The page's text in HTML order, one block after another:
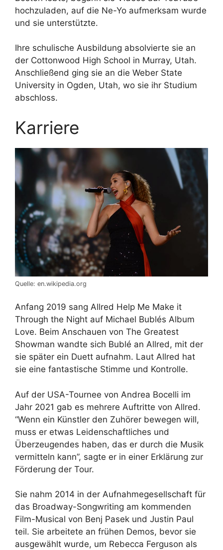
hochzuladen, auf die Ne-Yo aufmerksam wurde
und sie unterstützte.
Ihre schulische Ausbildung absolvierte sie an
der Cottonwood High School in Murray, Utah.
Anschließend ging sie an die Weber State
University in Ogden, Utah, wo sie ihr Studium
abschloss.
Karriere
Quelle: en.wikipedia.org
Anfang 2019 sang Allred Help Me Make it
Through the Night auf Michael Bublés Album
Love. Beim Anschauen von The Greatest
Showman wandte sich Bublé an Allred, mit der
sie später ein Duett aufnahm. Laut Allred hat
sie eine fantastische Stimme und Kontrolle.
Auf der USA-Tournee von Andrea Bocelli im
Jahr 2021 gab es mehrere Auftritte von Allred.
“Wenn ein Künstler den Zuhörer bewegen will,
muss er etwas Leidenschaftliches und
Überzeugendes haben, das er durch die Musik
vermitteln kann”, sagte er in einer Erklärung zur
Förderung der Tour.
Sie nahm 2014 in der Aufnahmegesellschaft für
das Broadway-Songwriting am kommenden
Film-Musical von Benj Pasek und Justin Paul
teil. Sie arbeitete an frühen Demos, bevor sie
ausgewählt wurde, um Rebecca Ferguson als